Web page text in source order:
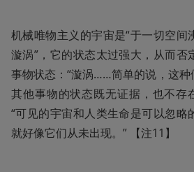
机械唯物主义的宇宙是“于一切空间
漩涡”，它的状态太过强大，从而否
事物状态：“漩涡……简单的说，这种
其他事物的状态既无证据，也不存
“可见的宇宙和人类生命是可以忽略
就好像它们从未出现。” 【注11】